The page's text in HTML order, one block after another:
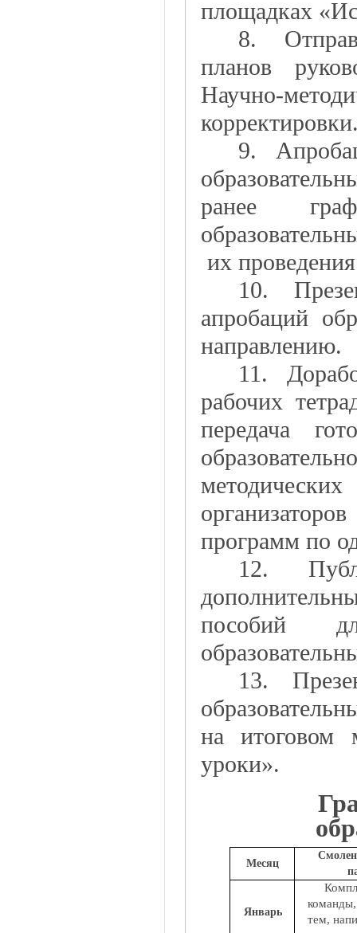
площадках
8.
планов
Научно-
9.
ранее
их
10.
апробаций
направлению.
11.
рабочих
передача
программ по
12.
пособий
13.
на итоговом
уроки».
Месяц
Январь
тем,